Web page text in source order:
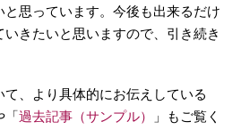
思っています。今後も出来るだけ
きたいと思いますので、引き続き
て、より具体的にお伝えしている
「過去記事（サンプル）
」もご覧く